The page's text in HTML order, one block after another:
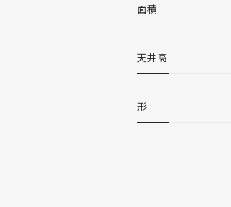
面積
天井高
形